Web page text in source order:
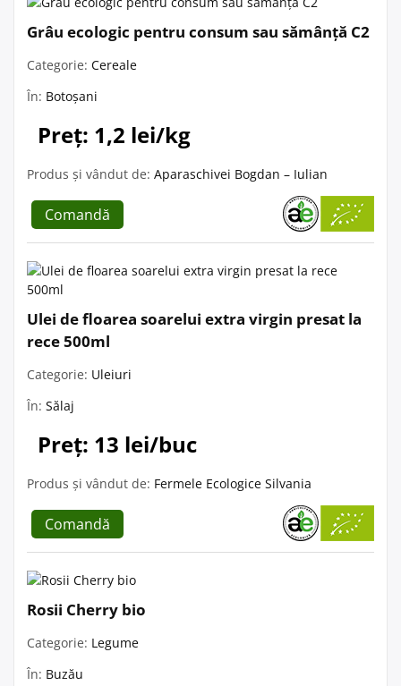
Grâu ecologic pentru consum sau sămânță C2
Categorie: Cereale
În: Botoșani
Preț: 1,2 lei/kg
Produs și vândut de: Aparaschivei Bogdan – Iulian
Comandă
Ulei de floarea soarelui extra virgin presat la
rece 500ml
Categorie: Uleiuri
În: Sălaj
Preț: 13 lei/buc
Produs și vândut de: Fermele Ecologice Silvania
Comandă
Rosii Cherry bio
Categorie: Legume
În: Buzău